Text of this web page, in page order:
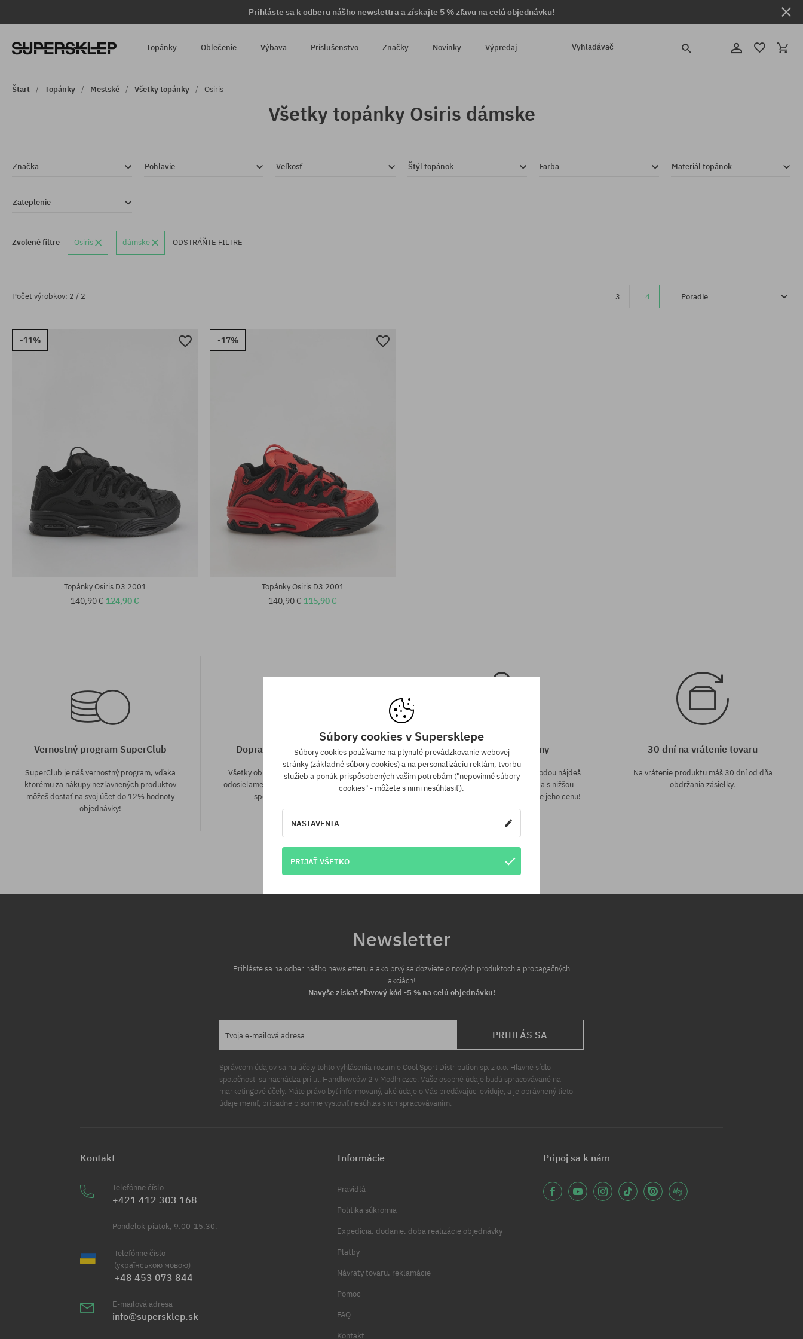
Prihláste sa k odberu nášho newslettra a získajte 5 % zľavu na celú objednávku!
Topánky Oblečenie Výbava Príslušenstvo Značky Novinky Výpredaj Vyhladávač
Štart Topánky Mestské Všetky topánky Osiris
Všetky topánky Osiris dámske
Značka Pohlavie Veľkosť Štýl topánok Farba Materiál topánok
Zateplenie
Zvolené filtre Osiris dámske ODSTRÁŇTE FILTRE
Počet výrobkov: 2 / 2 3 4 Poradie
-11%
Topánky Osiris D3 2001
140,90 € 124,90 €
-17%
Topánky Osiris D3 2001
140,90 € 115,90 €
Vernostný program SuperClub
SuperClub je náš vernostný program, vďaka
ktorému za nákupy nezľavnených produktov
môžeš dostať na svoj účet do 12% hodnoty
objednávky!
Doprava zadarmo od 70,30 €
Všetky objednávky v hodnote nad 70,30 €
odosielame zadarmo bez rozdielu na vybraný
spôsob platby a doručenia.
Záruka najnižšej ceny
Máme najlepšie ceny, ale keď náhodou nájdeš
ten istý produkt v inom e-shope a s nižšou
cenou - špeciálne pre Teba znížime jeho cenu!
30 dní na vrátenie tovaru
Na vrátenie produktu máš 30 dní od dňa
obdržania zásielky.
Newsletter
Prihláste sa na odber nášho newsletteru a ako prvý sa dozviete o nových produktoch a propagačných
akciách!
Navyše získaš zľavový kód -5 % na celú objednávku!
Tvoja e-mailová adresa PRIHLÁS SA
Správcom údajov sa na účely tohto vyhlásenia rozumie Cool Sport Distribution sp. z o.o. Hlavné sídlo
spoločnosti sa nachádza pri ul. Handlowców 2 v Modlniczce. Vaše osobné údaje budú spracovávané na
marketingové účely. Máte právo byť informovaný, aké údaje o Vás predávajúci eviduje, a je oprávnený tieto
údaje meniť, prípadne písomne vysloviť nesúhlas s ich spracovávaním.
Kontakt
Telefónne číslo
+421 412 303 168
Pondelok-piatok, 9.00-15.30.
Telefónne číslo
(українською мовою)
+48 453 073 844
E-mailová adresa
info@supersklep.sk
Informácie
Pravidlá
Politika súkromia
Expedícia, dodanie, doba realizácie objednávky
Platby
Návraty tovaru, reklamácie
Pomoc
FAQ
Kontakt
Pripoj sa k nám
Súbory cookies v Supersklepe
Súbory cookies používame na plynulé prevádzkovanie webovej
stránky (základné súbory cookies) a na personalizáciu reklám, tvorbu
služieb a ponúk prispôsobených vašim potrebám ("nepovinné súbory
cookies" - môžete s nimi nesúhlasiť).
NASTAVENIA
PRIJAŤ VŠETKO